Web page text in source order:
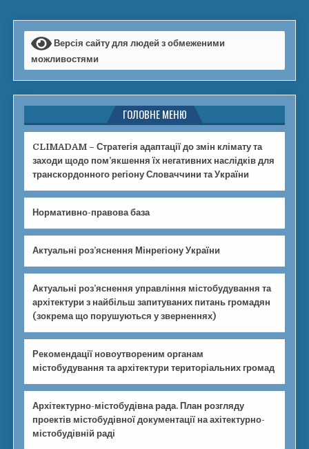
Версія сайту для людей з обмеженими
можливостями
ГОЛОВНЕ МЕНЮ
CLIMADAM – Стратегія адаптації до змін клімату та
заходи щодо пом’якшення їх негативних наслідків для
транскордонного регіону Словаччини та України
Нормативно-правова база
Актуальні роз’яснення Мінрегіону України
Актуальні роз’яснення управління містобудування та
архітектури з найбільш запитуваних питань громадян
(зокрема що порушуються у зверненнях)
Рекомендації новоутвореним органам
містобудування та архітектури територіальних громад
Архітектурно-містобудівна рада. План розгляду
проектів містобудівної документації на ахітектурно-
містобудівній раді